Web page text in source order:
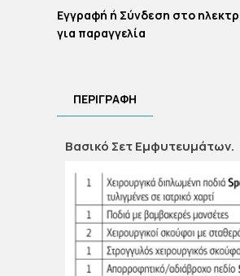
Εγγραφή ή Σύνδεση στο
για παραγγελία
ΠΕΡΙΓΡΑΦΉ
Βασικό Σετ Εμφυτευμάτων.